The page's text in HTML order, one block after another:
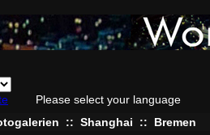
Please select your language
:: Shanghai :: Bremen